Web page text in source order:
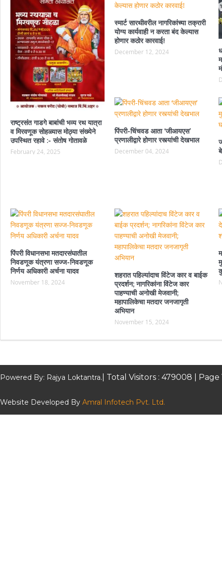
राष्ट्रसंत गाडगे बाबांची भव्य रथ यात्रा
व मिरवणूक सोहळ्यास मोठ्या संख्येने
उपस्थित रहावे :- संतोष गोतावळे
February 24, 2025
स्मार्ट सारथीवरील नागरिकांच्या तक्रारी
योग्य कार्यवाही न करता बंद केल्यास
होणार कठोर कारवाई!
December 12, 2024
पिंपरी-चिंचवड आता ‘जीआयएस’
प्रणालीद्वारे होणार रस्त्यांची देखभाल
December 04, 2024
पिंपरी विधानसभा मतदारसंघातील
निवडणूक यंत्रणा सज्ज-निवडणूक
निर्णय अधिकारी अर्चना यादव
November 18, 2024
शहरात पहिल्यांदाच विंटेज कार व बाईक
प्रदर्शन; नागरिकांना विंटेज कार
पाहण्याची अनोखी मेजवानी;
महापालिकेचा मतदार जनजागृती
अभियान
November 15, 2024
Powered By: Rajya Loktantra. | Total Visitors : 479008 |
Website Developed By Amral Infotech Pvt. Ltd.